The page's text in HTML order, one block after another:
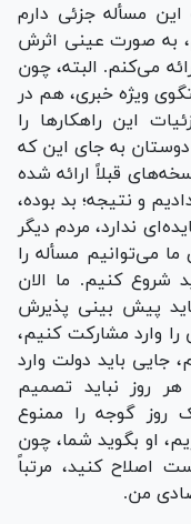
مسأله جزئی دارم
به صورت عینی اثرش
می‌کنم. البته، چون
ویژه خبری، هم در
این راهکار‌ها را
به جای این که
قبلاً ارائه شده
و نتیجه؛ بد بوده،
ندارد، مردم دیگر
می‌توانیم مسأله را
شروع کنیم. ما الان
پیش بینی پذیرش
وارد مشارکت کنیم،
جایی باید دولت وارد
روز نباید تصمیم
روز گوجه را ممنوع
او بگوید شما، چون
اصلاح کنید، مرتباً
من.